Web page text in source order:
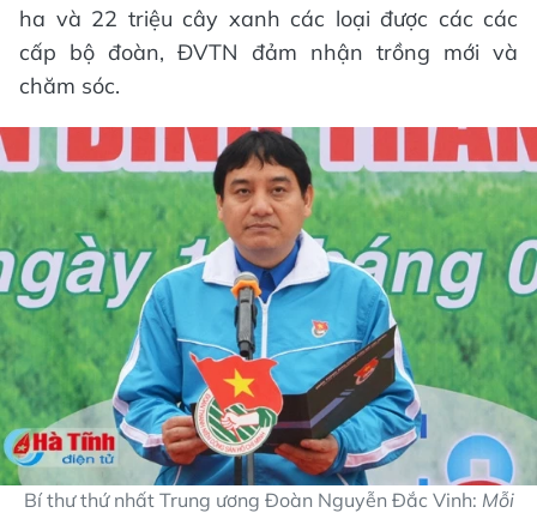
ha và 22 triệu cây xanh các loại được các các
cấp bộ đoàn, ĐVTN đảm nhận trồng mới và
chăm sóc.
Bí thư thứ nhất Trung ương Đoàn Nguyễn Đắc Vinh: Mỗi